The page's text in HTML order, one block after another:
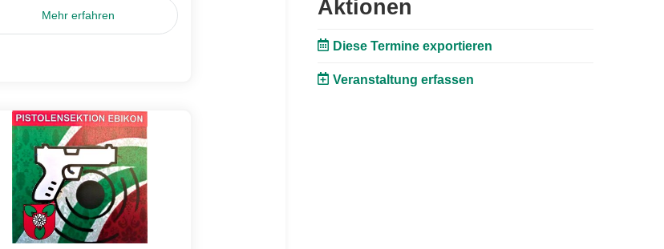
Mehr erfahren Aktionen
Diese Termine exportieren
Veranstaltung erfassen